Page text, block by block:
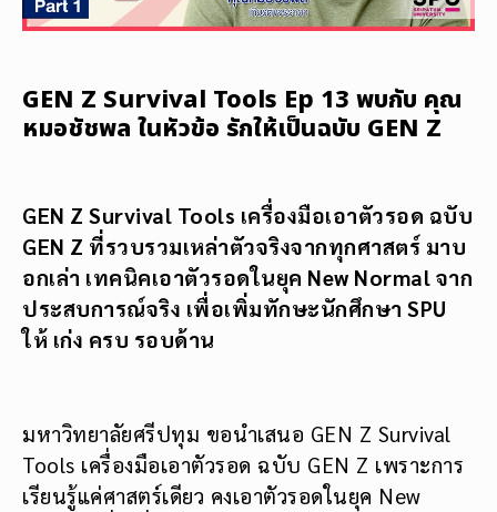
GEN Z Survival Tools Ep 13 พบกับ คุณ
หมอชัชพล ในหัวข้อ รักให้เป็นฉบับ GEN Z
GEN Z Survival Tools เครื่องมือเอาตัวรอด ฉบับ
GEN Z ที่รวบรวมเหล่าตัวจริงจากทุกศาสตร์ มาบ
อกเล่า เทคนิคเอาตัวรอดในยุค New Normal จาก
ประสบการณ์จริง เพื่อเพิ่มทักษะนักศึกษา SPU
ให้ เก่ง ครบ รอบด้าน
มหาวิทยาลัยศรีปทุม ขอนำเสนอ GEN Z Survival
Tools เครื่องมือเอาตัวรอด ฉบับ GEN Z เพราะการ
เรียนรู้แค่ศาสตร์เดียว คงเอาตัวรอดในยุค New